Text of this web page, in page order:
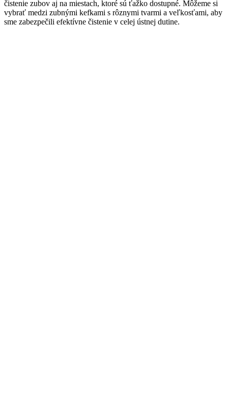
čistenie zubov aj na miestach, ktoré sú ťažko dostupné. Môžeme si
vybrať medzi zubnými kefkami s rôznymi tvarmi a veľkosťami, aby
sme zabezpečili efektívne čistenie v celej ústnej dutine.